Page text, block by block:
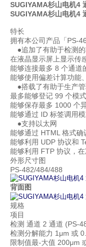
SUGIYAMA杉山电机4
SUGIYAMA杉山电机4
特长
拥有本公司产品「PS-
●追加了有助于检测
在液晶显示屏上显示传
能够连接最多 8 个通道
能够使用偏差计算功能
●搭载了有助于生产
最多能够登记 99 个模
能够保存最多 1000 个
能够通过 ID 标签调用
●支持以太网
能够通过 HTML 格式确
能够利用 UDP 协议和
能够利用 FTP 协议，
外形尺寸图
PS-482/484/488
背面图
规格
项目
检测 通道 2 通道 (PS-
检测分解能力 1μm 或
限制值最-大值 200μm